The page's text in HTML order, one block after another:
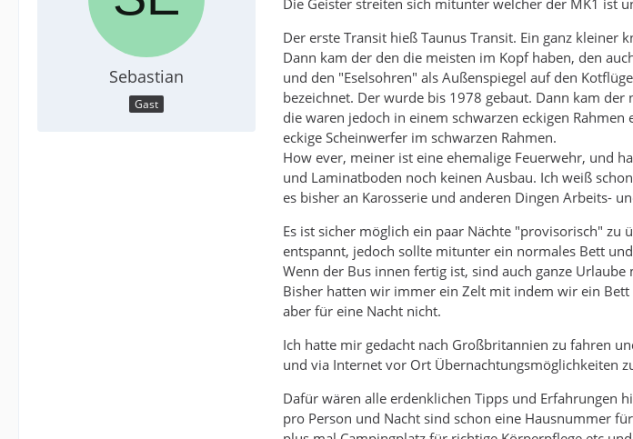
Sebastian
Gast
Die Geister streiten sich mitunter welcher der MK1 ist
Der erste Transit hieß Taunus Transit. Ein ganz kleiner
Dann kam der den die meisten im Kopf haben, den
und den "Eselsohren" als Außenspiegel auf den
bezeichnet. Der wurde bis 1978 gebaut. Dann kam
die waren jedoch in einem schwarzen eckigen Rahmen
eckige Scheinwerfer im schwarzen Rahmen.
How ever, meiner ist eine ehemalige Feuerwehr, und
und Laminatboden noch keinen Ausbau. Ich weiß
es bisher an Karosserie und anderen Dingen Arbeits-
Es ist sicher möglich ein paar Nächte "provisorisch" zu
entspannt, jedoch sollte mitunter ein normales Bett
Wenn der Bus innen fertig ist, sind auch ganze
Bisher hatten wir immer ein Zelt mit indem wir ein
aber für eine Nacht nicht.
Ich hatte mir gedacht nach Großbritannien zu fahren
und via Internet vor Ort Übernachtungsmöglichkeiten
Dafür wären alle erdenklichen Tipps und Erfahrungen
pro Person und Nacht sind schon eine Hausnummer